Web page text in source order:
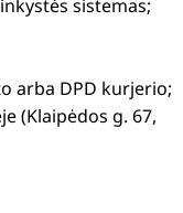
sistemas;
arba DPD kurjerio;
(Klaipėdos g. 67,